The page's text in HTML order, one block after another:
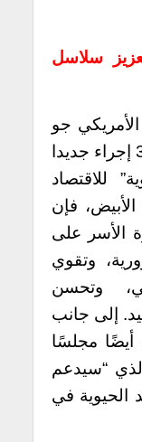
إجراء لتعزيز سلاسل
جو
بايدن يوم الاثنين عن تطبيق “30 إجراء جديدا
للاقتصاد
فإن
الأسر على
وتقوي
وتحسن
إلى جانب
أيضًا مجلسًا
“سيدعم
الحيوية في